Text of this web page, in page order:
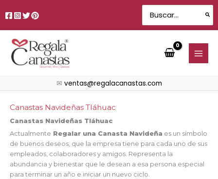
al
contenido
for:
✉ ventas@regalacanastas.com
Canastas Navideñas Tláhuac
Canastas Navideñas Tláhuac
Actualmente Regalar una Canasta Navideña es un símbolo
de buenos deseos, que la empresa tiene para cada uno de sus
empleados, colaboradores y amigos. Representa la
abundancia y bienestar que le desean a esa persona especial
para terminar un año e iniciar un nuevo ciclo.
Sorted
price:
low
to